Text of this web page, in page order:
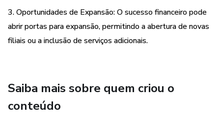
3. Oportunidades de Expansão: O sucesso financeiro pode
abrir portas para expansão, permitindo a abertura de novas
filiais ou a inclusão de serviços adicionais.
Saiba mais sobre quem criou o
conteúdo